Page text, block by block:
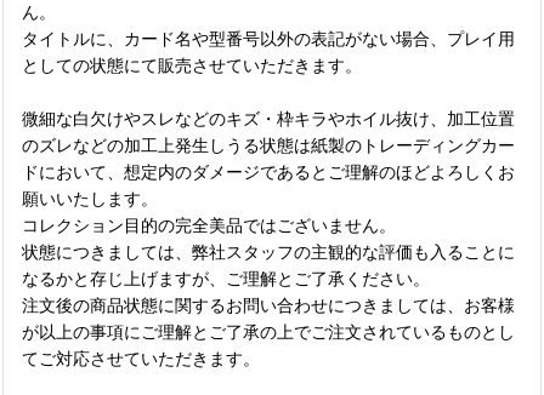
ん。
タイトルに、カード名や型番号以外の表記がない場合、プレイ用
としての状態にて販売させていただきます。
微細な白欠けやスレなどのキズ・枠キラやホイル抜け、加工位置
のズレなどの加工上発生しうる状態は紙製のトレーディングカー
ドにおいて、想定内のダメージであるとご理解のほどよろしくお
願いいたします。
コレクション目的の完全美品ではございません。
状態につきましては、弊社スタッフの主観的な評価も入ることに
なるかと存じ上げますが、ご理解とご了承ください。
注文後の商品状態に関するお問い合わせにつきましては、お客様
が以上の事項にご理解とご了承の上でご注文されているものとし
てご対応させていただきます。